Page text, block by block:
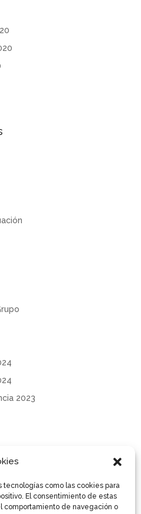
tecnologías como las cookies para
El consentimiento de estas
comportamiento de navegación o
2023